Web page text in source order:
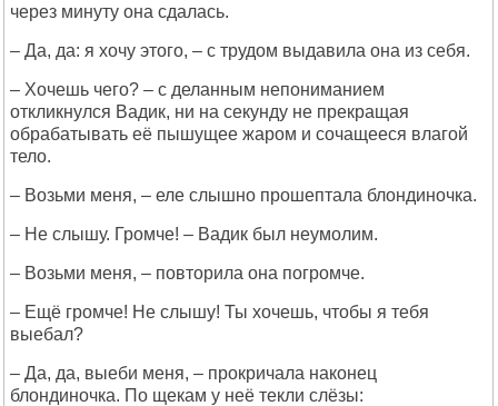
через минуту она сдалась.
– Да, да: я хочу этого, – с трудом выдавила она из себя.
– Хочешь чего? – с деланным непониманием
откликнулся Вадик, ни на секунду не прекращая
обрабатывать её пышущее жаром и сочащееся влагой
тело.
– Возьми меня, – еле слышно прошептала блондиночка.
– Не слышу. Громче! – Вадик был неумолим.
– Возьми меня, – повторила она погромче.
– Ещё громче! Не слышу! Ты хочешь, чтобы я тебя
выебал?
– Да, да, выеби меня, – прокричала наконец
блондиночка. По щекам у неё текли слёзы: